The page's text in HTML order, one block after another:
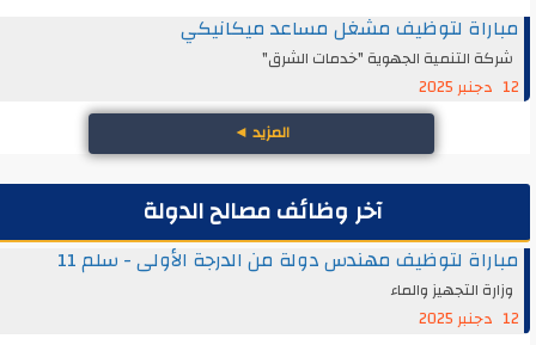
مباراة لتوظيف مشغل مساعد ميكانيكي
شركة التنمية الجهوية "خدمات الشرق"
12 دجنبر 2025
المزيد◄
آخر وظائف مصالح الدولة
مباراة لتوظيف مهندس دولة من الدرجة الأولى - سلم 11
وزارة التجهيز والماء
12 دجنبر 2025